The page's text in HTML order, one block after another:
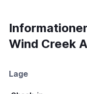
Wind Creek
Lage